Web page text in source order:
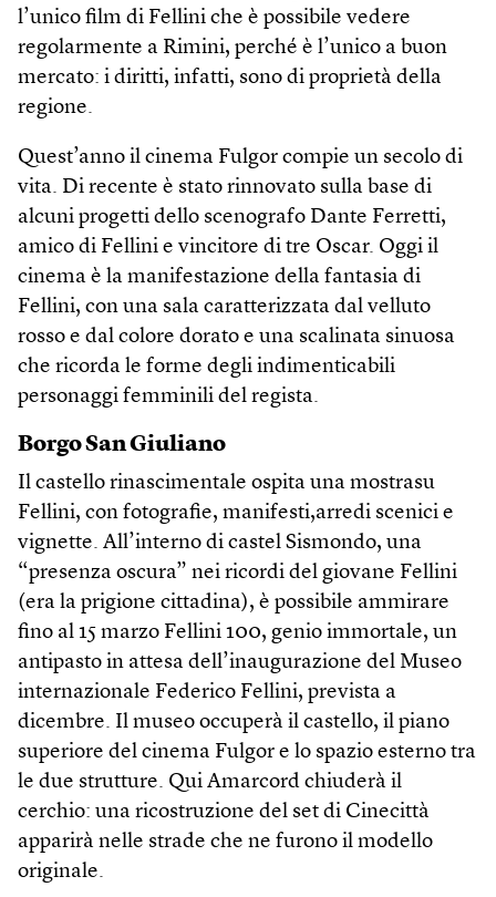
l’unico film di Fellini che è possibile vedere
regolarmente a Rimini, perché è l’unico a buon
mercato: i diritti, infatti, sono di proprietà della
regione.
Quest’anno il cinema Fulgor compie un secolo di
vita. Di recente è stato rinnovato sulla base di
alcuni progetti dello scenografo Dante Ferretti,
amico di Fellini e vincitore di tre Oscar. Oggi il
cinema è la manifestazione della fantasia di
Fellini, con una sala caratterizzata dal velluto
rosso e dal colore dorato e una scalinata sinuosa
che ricorda le forme degli indimenticabili
personaggi femminili del regista.
Borgo San Giuliano
Il castello rinascimentale ospita una mostrasu
Fellini, con fotografie, manifesti,arredi scenici e
vignette. All’interno di castel Sismondo, una
“presenza oscura” nei ricordi del giovane Fellini
(era la prigione cittadina), è possibile ammirare
fino al 15 marzo Fellini 100, genio immortale, un
antipasto in attesa dell’inaugurazione del Museo
internazionale Federico Fellini, prevista a
dicembre. Il museo occuperà il castello, il piano
superiore del cinema Fulgor e lo spazio esterno tra
le due strutture. Qui Amarcord chiuderà il
cerchio: una ricostruzione del set di Cinecittà
apparirà nelle strade che ne furono il modello
originale.